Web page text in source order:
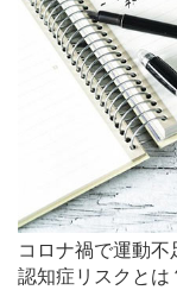
コロナ禍で運動
認知症リスクとは